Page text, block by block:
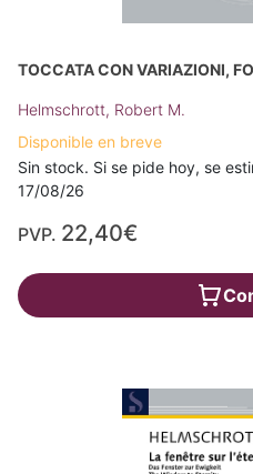
TOCCATA CON VARIAZIONI,
Helmschrott, Robert M.
Disponible en breve
Sin stock. Si se pide hoy, se
17/08/26
PVP. 22,40€